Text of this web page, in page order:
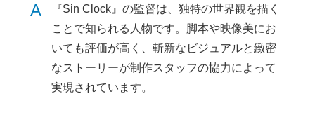
A
『Sin Clock』の監督は、独特の世界観を描く
ことで知られる人物です。脚本や映像美にお
いても評価が高く、斬新なビジュアルと緻密
なストーリーが制作スタッフの協力によって
実現されています。